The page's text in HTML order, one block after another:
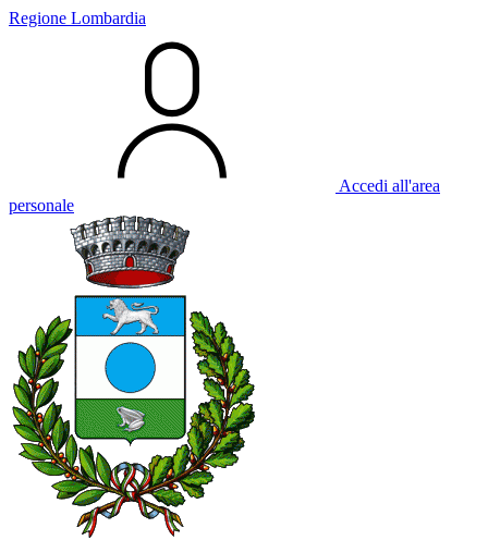
Regione Lombardia
Accedi all'area
personale